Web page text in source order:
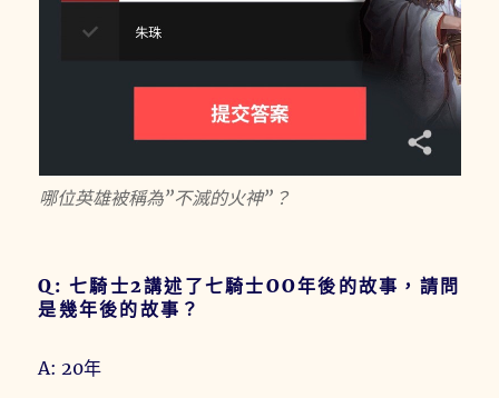
哪位英雄被稱為”不滅的火神”？
Q: 七騎士2講述了七騎士OO年後的故事，請問
是幾年後的故事？
A: 20年